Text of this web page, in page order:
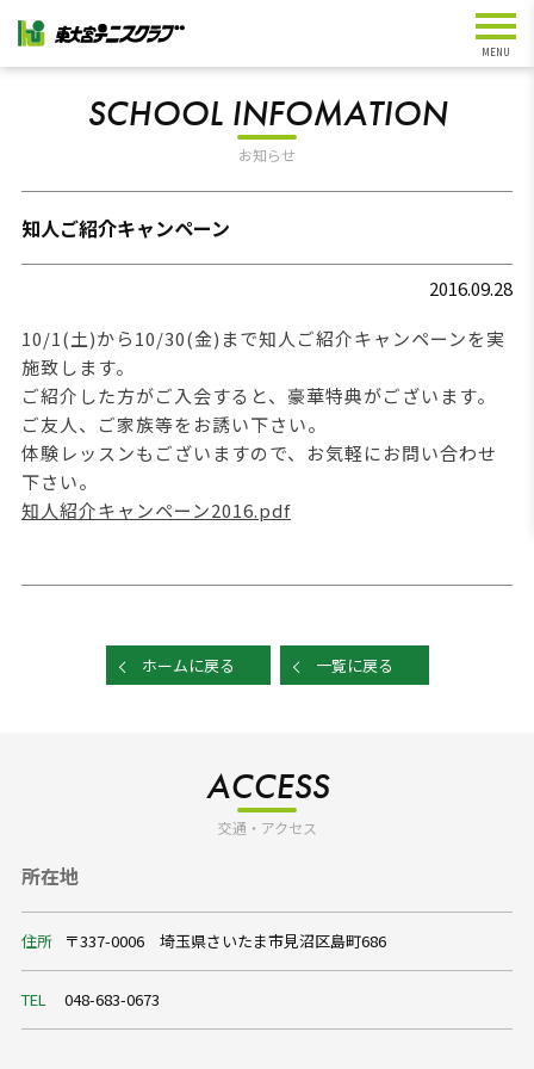
SCHOOL INFOMATION
お知らせ
知人ご紹介キャンペーン
2016.09.28
10/1(土)から10/30(金)まで知人ご紹介キャンペーンを実
施致します。
ご紹介した方がご入会すると、豪華特典がございます。
ご友人、ご家族等をお誘い下さい。
体験レッスンもございますので、お気軽にお問い合わせ
下さい。
知人紹介キャンペーン2016.pdf
ホームに戻る 一覧に戻る
ACCESS
交通・アクセス
所在地
住所 〒337-0006 埼玉県さいたま市見沼区島町686
TEL 048-683-0673